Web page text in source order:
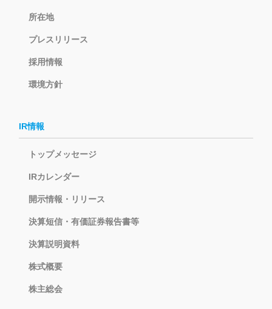
所在地
プレスリリース
採用情報
環境方針
IR情報
トップメッセージ
IRカレンダー
開示情報・リリース
決算短信・有価証券報告書等
決算説明資料
株式概要
株主総会